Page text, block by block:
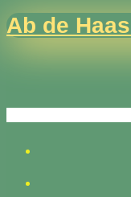
Ab de